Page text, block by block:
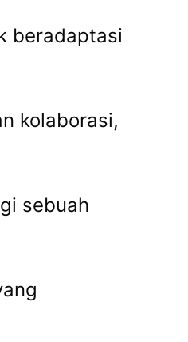
beradaptasi
kolaborasi,
sebuah